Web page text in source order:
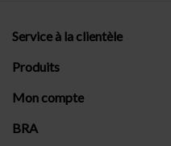
Service à la clientèle
Produits
Mon compte
BRA